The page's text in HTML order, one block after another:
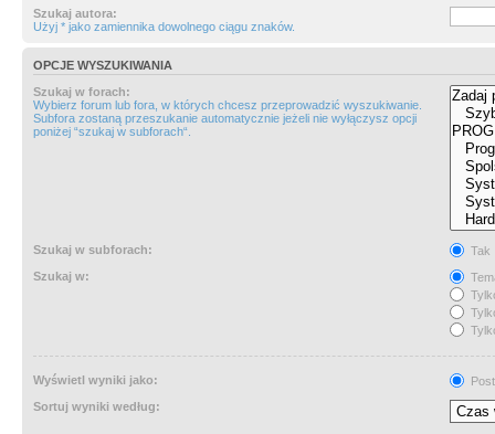
Szukaj autora:
Użyj * jako zamiennika dowolnego ciągu znaków.
OPCJE WYSZUKIWANIA
Szukaj w forach:
Wybierz forum lub fora, w których chcesz przeprowadzić wyszukiwanie.
Subfora zostaną przeszukanie automatycznie jeżeli nie wyłączysz opcji
poniżej “szukaj w subforach“.
Szukaj w subforach:
Tak
Szukaj w:
Wyświetl wyniki jako:
Sortuj wyniki według: